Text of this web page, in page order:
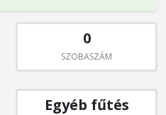
0
SZOBASZÁM
Egyéb fűtés